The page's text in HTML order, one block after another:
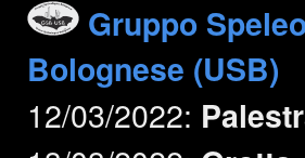
Gruppo
Bolognese (USB)
12/03/2022: